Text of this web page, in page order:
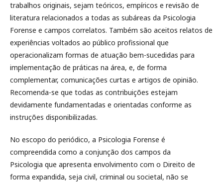
trabalhos originais, sejam teóricos, empíricos e revisão de
literatura relacionados a todas as subáreas da Psicologia
Forense e campos correlatos. Também são aceitos relatos de
experiências voltados ao público profissional que
operacionalizam formas de atuação bem-sucedidas para
implementação de práticas na área, e, de forma
complementar, comunicações curtas e artigos de opinião.
Recomenda-se que todas as contribuições estejam
devidamente fundamentadas e orientadas conforme as
instruções disponibilizadas.
No escopo do periódico, a Psicologia Forense é
compreendida como a conjunção dos campos da
Psicologia que apresenta envolvimento com o Direito de
forma expandida, seja civil, criminal ou societal, não se